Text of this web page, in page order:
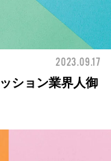
2023.09.17
ション業界人御